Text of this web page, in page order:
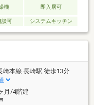
機 即入居可
談可 システムキッチン
崎本線 長崎駅 徒歩13分
月/4階建